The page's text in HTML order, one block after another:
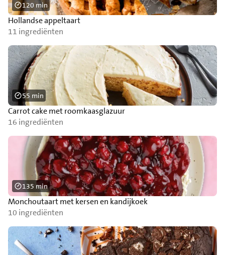
Hollandse appeltaart
11 ingrediënten
120 min
Carrot cake met roomkaasglazuur
16 ingrediënten
55 min
Monchoutaart met kersen en kandijkoek
10 ingrediënten
135 min